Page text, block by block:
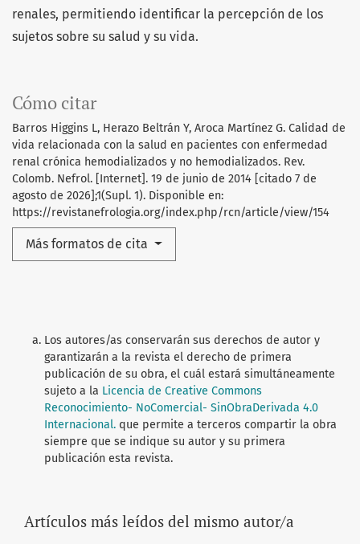
Cómo citar
Barros Higgins L, Herazo Beltrán Y, Aroca Martínez G. Calidad de
vida relacionada con la salud en pacientes con enfermedad
renal crónica hemodializados y no hemodializados. Rev.
Colomb. Nefrol. [Internet]. 19 de junio de 2014 [citado 7 de
agosto de 2026];1(Supl. 1). Disponible en:
https://revistanefrologia.org/index.php/rcn/article/view/154
Más formatos de cita
renales, permitiendo identificar la percepción de los
sujetos sobre su salud y su vida.
Los autores/as conservarán sus derechos de autor y
garantizarán a la revista el derecho de primera
publicación de su obra, el cuál estará simultáneamente
sujeto a la Licencia de Creative Commons
Reconocimiento- NoComercial- SinObraDerivada 4.0
Internacional. que permite a terceros compartir la obra
siempre que se indique su autor y su primera
publicación esta revista.
Artículos más leídos del mismo autor/a